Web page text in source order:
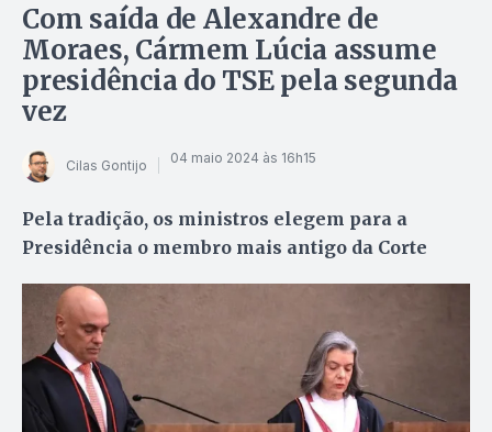
Com saída de Alexandre de
Moraes, Cármem Lúcia assume
presidência do TSE pela segunda
vez
Cilas Gontijo 04 maio 2024 às 16h15
Pela tradição, os ministros elegem para a
Presidência o membro mais antigo da Corte